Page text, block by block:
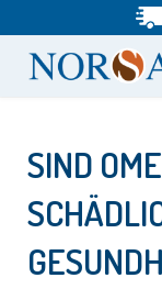
springen
SIND